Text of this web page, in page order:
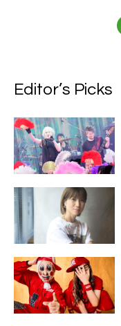
Editor’s Picks